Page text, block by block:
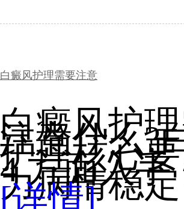
白癜风护理需要注意
白癜风护
注意什么?
护理核心
4 方面入手
力病情稳
[详情]